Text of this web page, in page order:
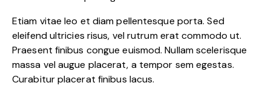
Etiam vitae leo et diam pellentesque porta. Sed
eleifend ultricies risus, vel rutrum erat commodo ut.
Praesent finibus congue euismod. Nullam scelerisque
massa vel augue placerat, a tempor sem egestas.
Curabitur placerat finibus lacus.